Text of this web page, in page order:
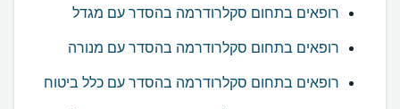
רופאים בתחום סקלרודרמה בהסדר עם מגדל
רופאים בתחום סקלרודרמה בהסדר עם מנורה
רופאים בתחום סקלרודרמה בהסדר עם כלל ביטוח